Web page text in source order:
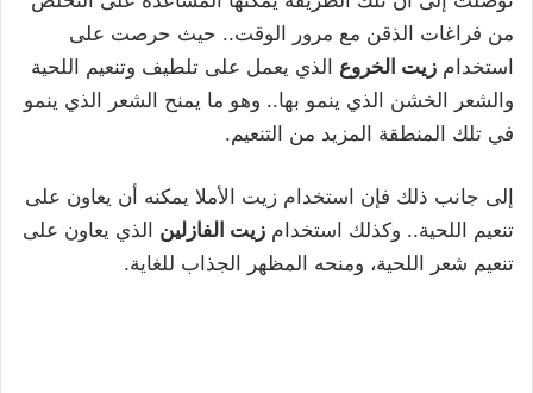
من فراغات الذقن مع مرور الوقت.. حيث حرصت على
استخدام زيت الخروع الذي يعمل على تلطيف وتنعيم اللحية
والشعر الخشن الذي ينمو بها.. وهو ما يمنح الشعر الذي ينمو
في تلك المنطقة المزيد من التنعيم.
إلى جانب ذلك فإن استخدام زيت الأملا يمكنه أن يعاون على
تنعيم اللحية.. وكذلك استخدام زيت الفازلين الذي يعاون على
تنعيم شعر اللحية، ومنحه المظهر الجذاب للغاية.